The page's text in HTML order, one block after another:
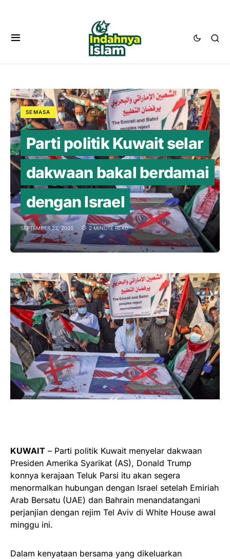
SEMASA
Parti politik Kuwait selar
dakwaan bakal berdamai
dengan Israel
SEPTEMBER 22, 2020 2 MINUTE READ
KUWAIT – Parti politik Kuwait menyelar dakwaan
Presiden Amerika Syarikat (AS), Donald Trump
konnya kerajaan Teluk Parsi itu akan segera
menormalkan hubungan dengan Israel setelah Emiriah
Arab Bersatu (UAE) dan Bahrain menandatangani
perjanjian dengan rejim Tel Aviv di White House awal
minggu ini.
Dalam kenyataan bersama yang dikeluarkan